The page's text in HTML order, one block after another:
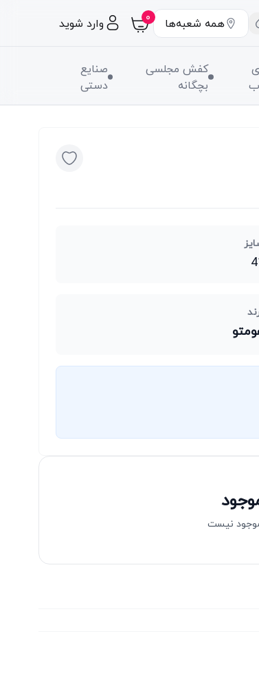
همه شعبه‌ها ۰ وارد شوید
کفش مجلسی
بچگانه
صنایع
دستی
نیست